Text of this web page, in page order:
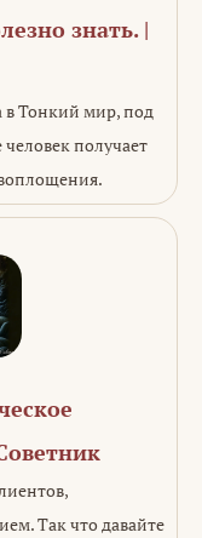
знать. |
в Тонкий мир, под
получает
Так что давайте